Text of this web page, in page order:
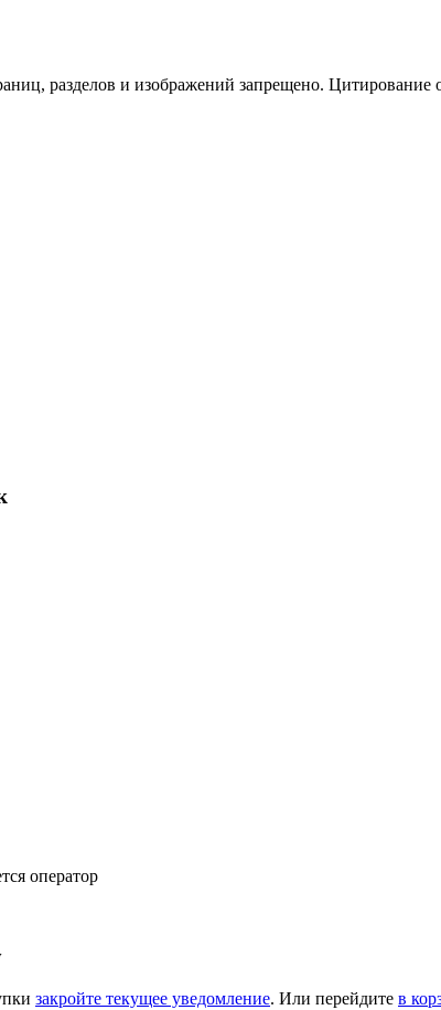
разделов и изображений запрещено.
оператор
закройте текущее уведомление. Или перейдите в